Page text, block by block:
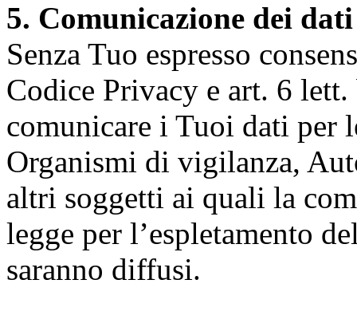
5. Comunicazione dei dati
Senza Tuo espresso
Codice Privacy e art. 6
comunicare i Tuoi dati per
Organismi di vigilanza,
altri soggetti ai quali la
legge per l’espletamento
saranno diffusi.